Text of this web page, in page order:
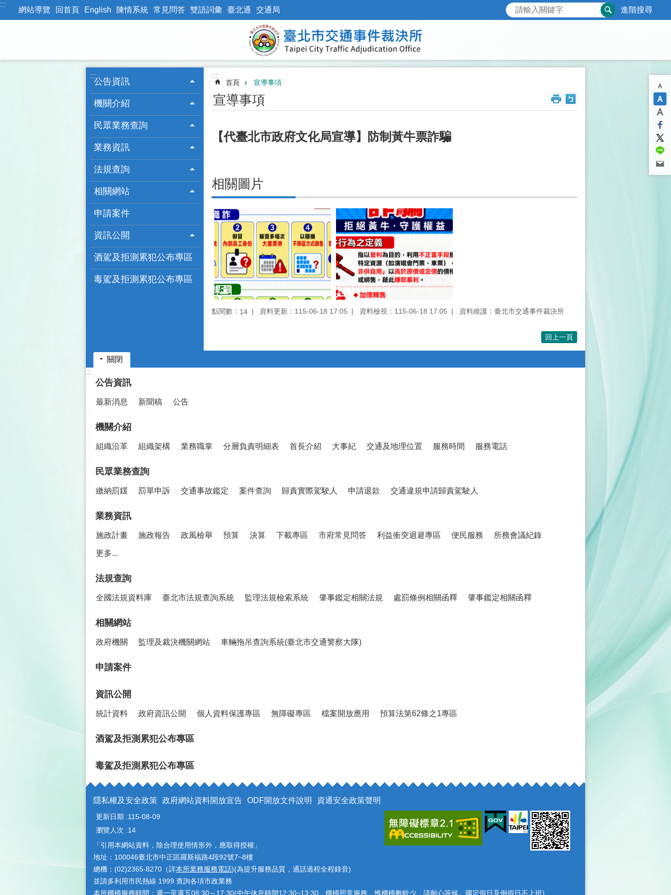
跳到主要內容區塊
:::
網站導覽 回首頁 English 陳情系統 常見問答 雙語詞彙 臺北通 交通局 進階搜尋
:::
公告資訊
機關介紹
民眾業務查詢
業務資訊
法規查詢
相關網站
申請案件
資訊公開
酒駕及拒測累犯公布專區
毒駕及拒測累犯公布專區
:::
首頁 宣導事項
宣導事項
【代臺北市政府文化局宣導】防制黃牛票詐騙
相關圖片
點閱數： 14 資料更新：115-06-18 17:05 資料檢視：115-06-18 17:05 資料維護：臺北市交通事件裁決所
回上一頁
關閉
:::
公告資訊
最新消息 新聞稿 公告
機關介紹
組織沿革 組織架構 業務職掌 分層負責明細表 首長介紹 大事紀 交通及地理位置 服務時間 服務電話
民眾業務查詢
繳納罰鍰 罰單申訴 交通事故鑑定 案件查詢 歸責實際駕駛人 申請退款 交通違規申請歸責駕駛人
業務資訊
施政計畫 施政報告 政風檢舉 預算 決算 下載專區 市府常見問答 利益衝突迴避專區 便民服務 所務會議紀錄
更多...
法規查詢
全國法規資料庫 臺北市法規查詢系統 監理法規檢索系統 肇事鑑定相關法規 處罰條例相關函釋 肇事鑑定相關函釋
相關網站
政府機關 監理及裁決機關網站 車輛拖吊查詢系統(臺北市交通警察大隊)
申請案件
資訊公開
統計資料 政府資訊公開 個人資料保護專區 無障礙專區 檔案開放應用 預算法第62條之1專區
酒駕及拒測累犯公布專區
毒駕及拒測累犯公布專區
隱私權及安全政策 政府網站資料開放宣告 ODF開放文件說明 資通安全政策聲明
更新日期
115-08-09
瀏覽人次
14
「引用本網站資料，除合理使用情形外，應取得授權」
地址：100046臺北市中正區羅斯福路4段92號7~8樓
總機：(02)2365-8270（詳本所業務服務電話)(為提升服務品質，通話過程全程錄音)
並請多利用市民熱線 1999 查詢各項市政業務
本所櫃檯服務時間：週一至週五08:30～17:30(中午休息時間12:30~13:30，櫃檯照常服務，惟櫃檯數較少，請耐心等候。國定假日及例假日不上班)